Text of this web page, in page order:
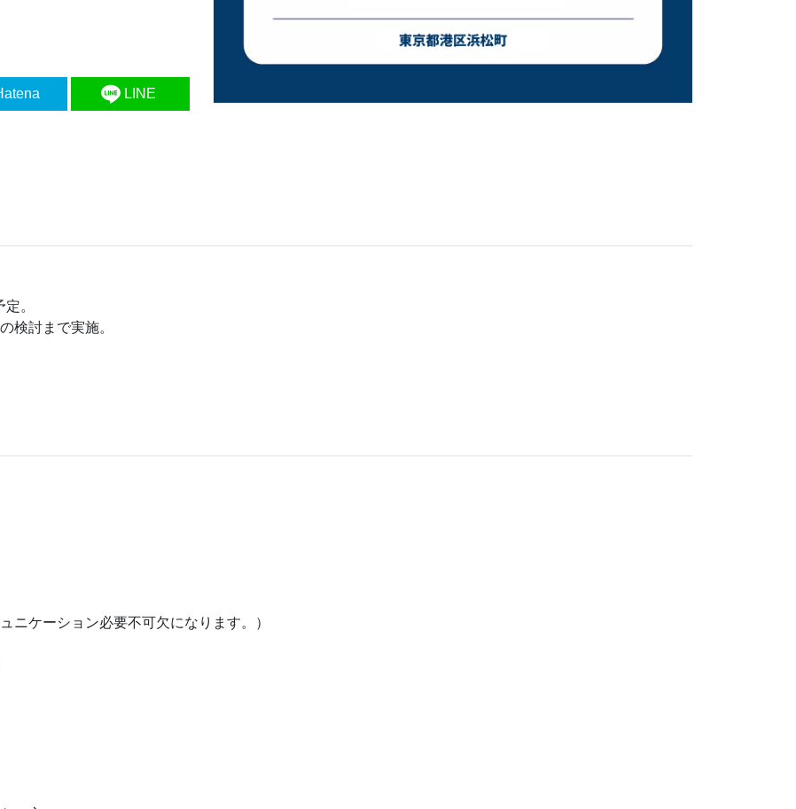
LINE
。
検討まで実施。
ニケーション必要不可欠になります。）